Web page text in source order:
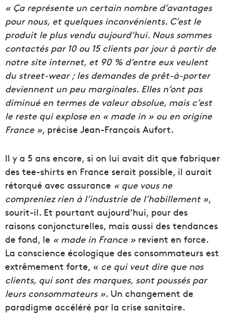
« Ça représente un certain nombre d’avantages
pour nous, et quelques inconvénients. C’est le
produit le plus vendu aujourd’hui. Nous sommes
contactés par 10 ou 15 clients par jour à partir de
notre site internet, et 90 % d’entre eux veulent
du street-wear ; les demandes de prêt-à-porter
deviennent un peu marginales. Elles n’ont pas
diminué en termes de valeur absolue, mais c’est
le reste qui explose en « made in » ou en origine
France », précise Jean-François Aufort.
Il y a 5 ans encore, si on lui avait dit que fabriquer
des tee-shirts en France serait possible, il aurait
rétorqué avec assurance « que vous ne
compreniez rien à l’industrie de l’habillement »,
sourit-il. Et pourtant aujourd’hui, pour des
raisons conjoncturelles, mais aussi des tendances
de fond, le « made in France » revient en force.
La conscience écologique des consommateurs est
extrêmement forte, « ce qui veut dire que nos
clients, qui sont des marques, sont poussés par
leurs consommateurs ». Un changement de
paradigme accéléré par la crise sanitaire.